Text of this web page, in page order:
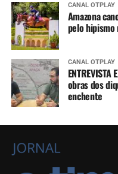
CANAL OTPLAY
Amazona
pelo hipismo
CANAL OTPLAY
obras dos
enchente